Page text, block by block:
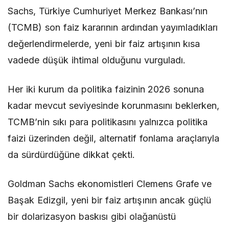
Sachs, Türkiye Cumhuriyet Merkez Bankası’nın
(TCMB) son faiz kararının ardından yayımladıkları
değerlendirmelerde, yeni bir faiz artışının kısa
vadede düşük ihtimal olduğunu vurguladı.
Her iki kurum da politika faizinin 2026 sonuna
kadar mevcut seviyesinde korunmasını beklerken,
TCMB’nin sıkı para politikasını yalnızca politika
faizi üzerinden değil, alternatif fonlama araçlarıyla
da sürdürdüğüne dikkat çekti.
Goldman Sachs ekonomistleri Clemens Grafe ve
Başak Edizgil, yeni bir faiz artışının ancak güçlü
bir dolarizasyon baskısı gibi olağanüstü